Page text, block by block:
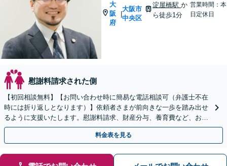
大
阪
府
|
大阪市
中央区
淀屋橋駅か
ら徒歩1分
営業時間：本
日定休日
慰謝料請求された側
【初回相談無料】【お問い合わせ時に簡易な電話相談可（弁護士不在
時には折り返しとなります）】依頼者さまが前向きな一歩を踏み出せ
るように支援いたします。慰謝料請求、財産分与、養育費など、お困
りの点について、最善の解決策をご提案します。
料金表を見る